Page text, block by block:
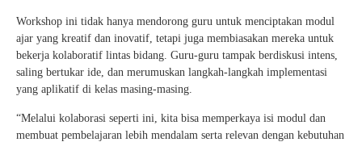
Workshop ini tidak hanya mendorong guru untuk menciptakan modul
ajar yang kreatif dan inovatif, tetapi juga membiasakan mereka untuk
bekerja kolaboratif lintas bidang. Guru-guru tampak berdiskusi intens,
saling bertukar ide, dan merumuskan langkah-langkah implementasi
yang aplikatif di kelas masing-masing.
“Melalui kolaborasi seperti ini, kita bisa memperkaya isi modul dan
membuat pembelajaran lebih mendalam serta relevan dengan kebutuhan